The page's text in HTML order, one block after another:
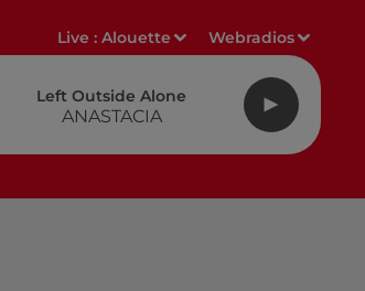
Live :Alouette Webradios
Left Outside Alone
ANASTACIA